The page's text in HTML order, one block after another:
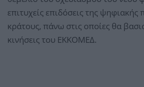
επιτυχείς επιδόσεις της ψηφιακής
κράτους, πάνω στις οποίες θα
κινήσεις του ΕΚΚΟΜΕΔ.